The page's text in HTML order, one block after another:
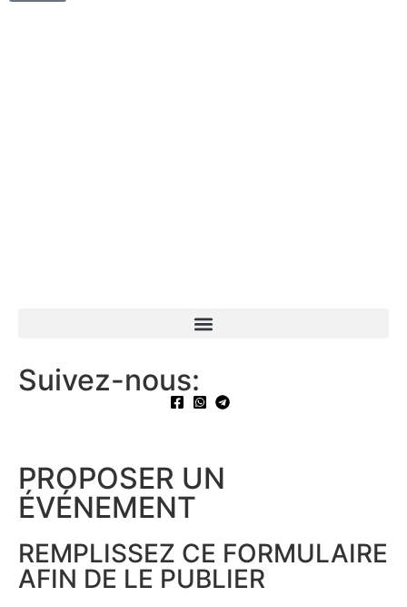
Suivez-nous:
PROPOSER UN
ÉVÉNEMENT​
REMPLISSEZ CE FORMULAIRE
AFIN DE LE PUBLIER